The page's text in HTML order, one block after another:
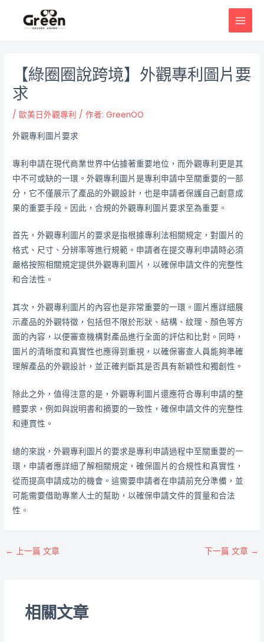
【綠圈圈說跨境】外觀專利圖片要
求
/歐美日外觀專利 / 作者:GreenOO
外觀專利圖片要求
專利申請在現代商業世界中佔據著重要地位，而外觀專利更是其
中不可或缺的一環。外觀專利圖片是專利申請中至關重要的一部
分，它不僅展示了產品的外觀設計，也是申請者保護自己創意成
果的重要手段。因此，合規的外觀專利圖片要求至為重要。
首先，外觀專利圖片的要求是指根據專利法相關規定，對圖片的
格式、尺寸、分辨率等進行規範。申請者在提交專利申請時必須
嚴格按照相關規定提供外觀專利圖片，以確保申請文件的完整性
和合法性。
其次，外觀專利圖片的內容也是非常重要的一環。圖片應詳細展
示產品的外觀特徵，包括但不限於形狀、結構、紋理、顏色等方
面的內容，以便審查機構對產品進行全面的評估和比對。同時，
圖片的清晰度和真實性也應得到重視，以確保審查人員能夠準確
理解產品的外觀設計，並正確判斷其是否具有新穎性和獨創性。
除此之外，值得注意的是，外觀專利圖片還應符合專利申請的整
體要求，例如與說明書和摘要的一致性，確保申請文件的完整性
和連貫性。
總的來說，外觀專利圖片的要求是專利申請過程中至關重要的一
環，申請者應詳細了解相關規定，確保圖片的合規性和真實性，
從而提高申請成功的機會。這需要申請者在申請前充分準備，並
可能需要借助專業人士的幫助，以確保申請文件的質量和合法
性。
← 上一篇 文章 下一篇 文章 →
相關文章